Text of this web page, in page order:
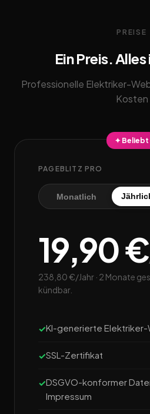
PREISE
Ein Preis.
Professionelle Elektriker-
Kosten
✦ Beliebt
PAGEBLITZ PRO
Monatlich
19,90 €
238,80 €/Jahr · 2 Monate
kündbar.
KI-generierte
SSL-Zertifikat
DSGVO-konformer
Impressum